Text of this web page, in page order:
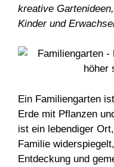
kreative
Kinder und
Ein Familiengarten
Erde mit Pflanzen
ist ein lebendiger
Familie
Entdeckung und